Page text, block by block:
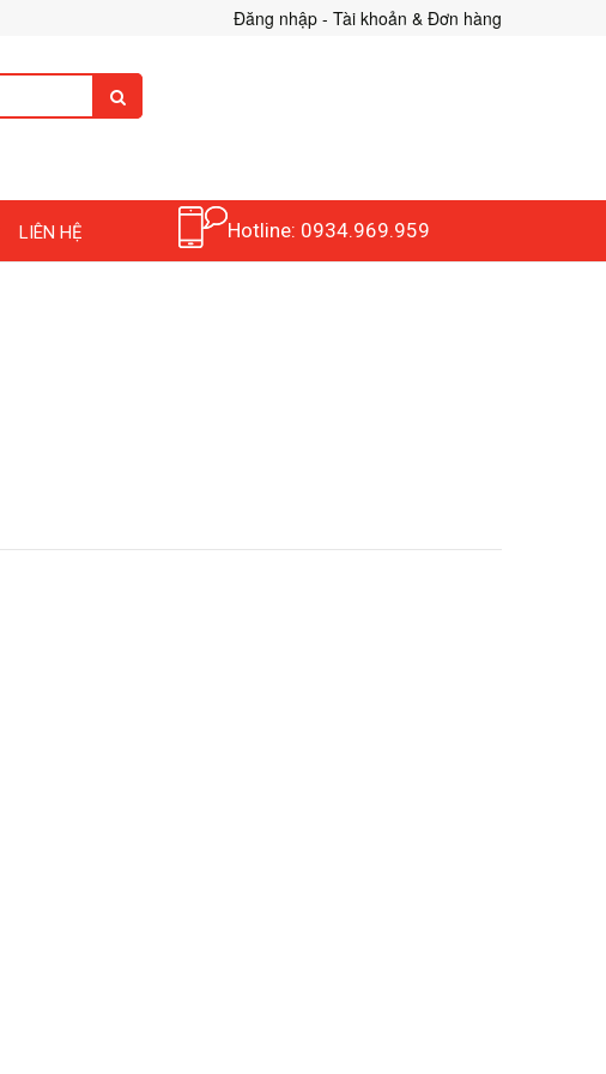
Đăng nhập - Tài khoản & Đơn hàng
LIÊN HỆ
Hotline: 0934.969.959